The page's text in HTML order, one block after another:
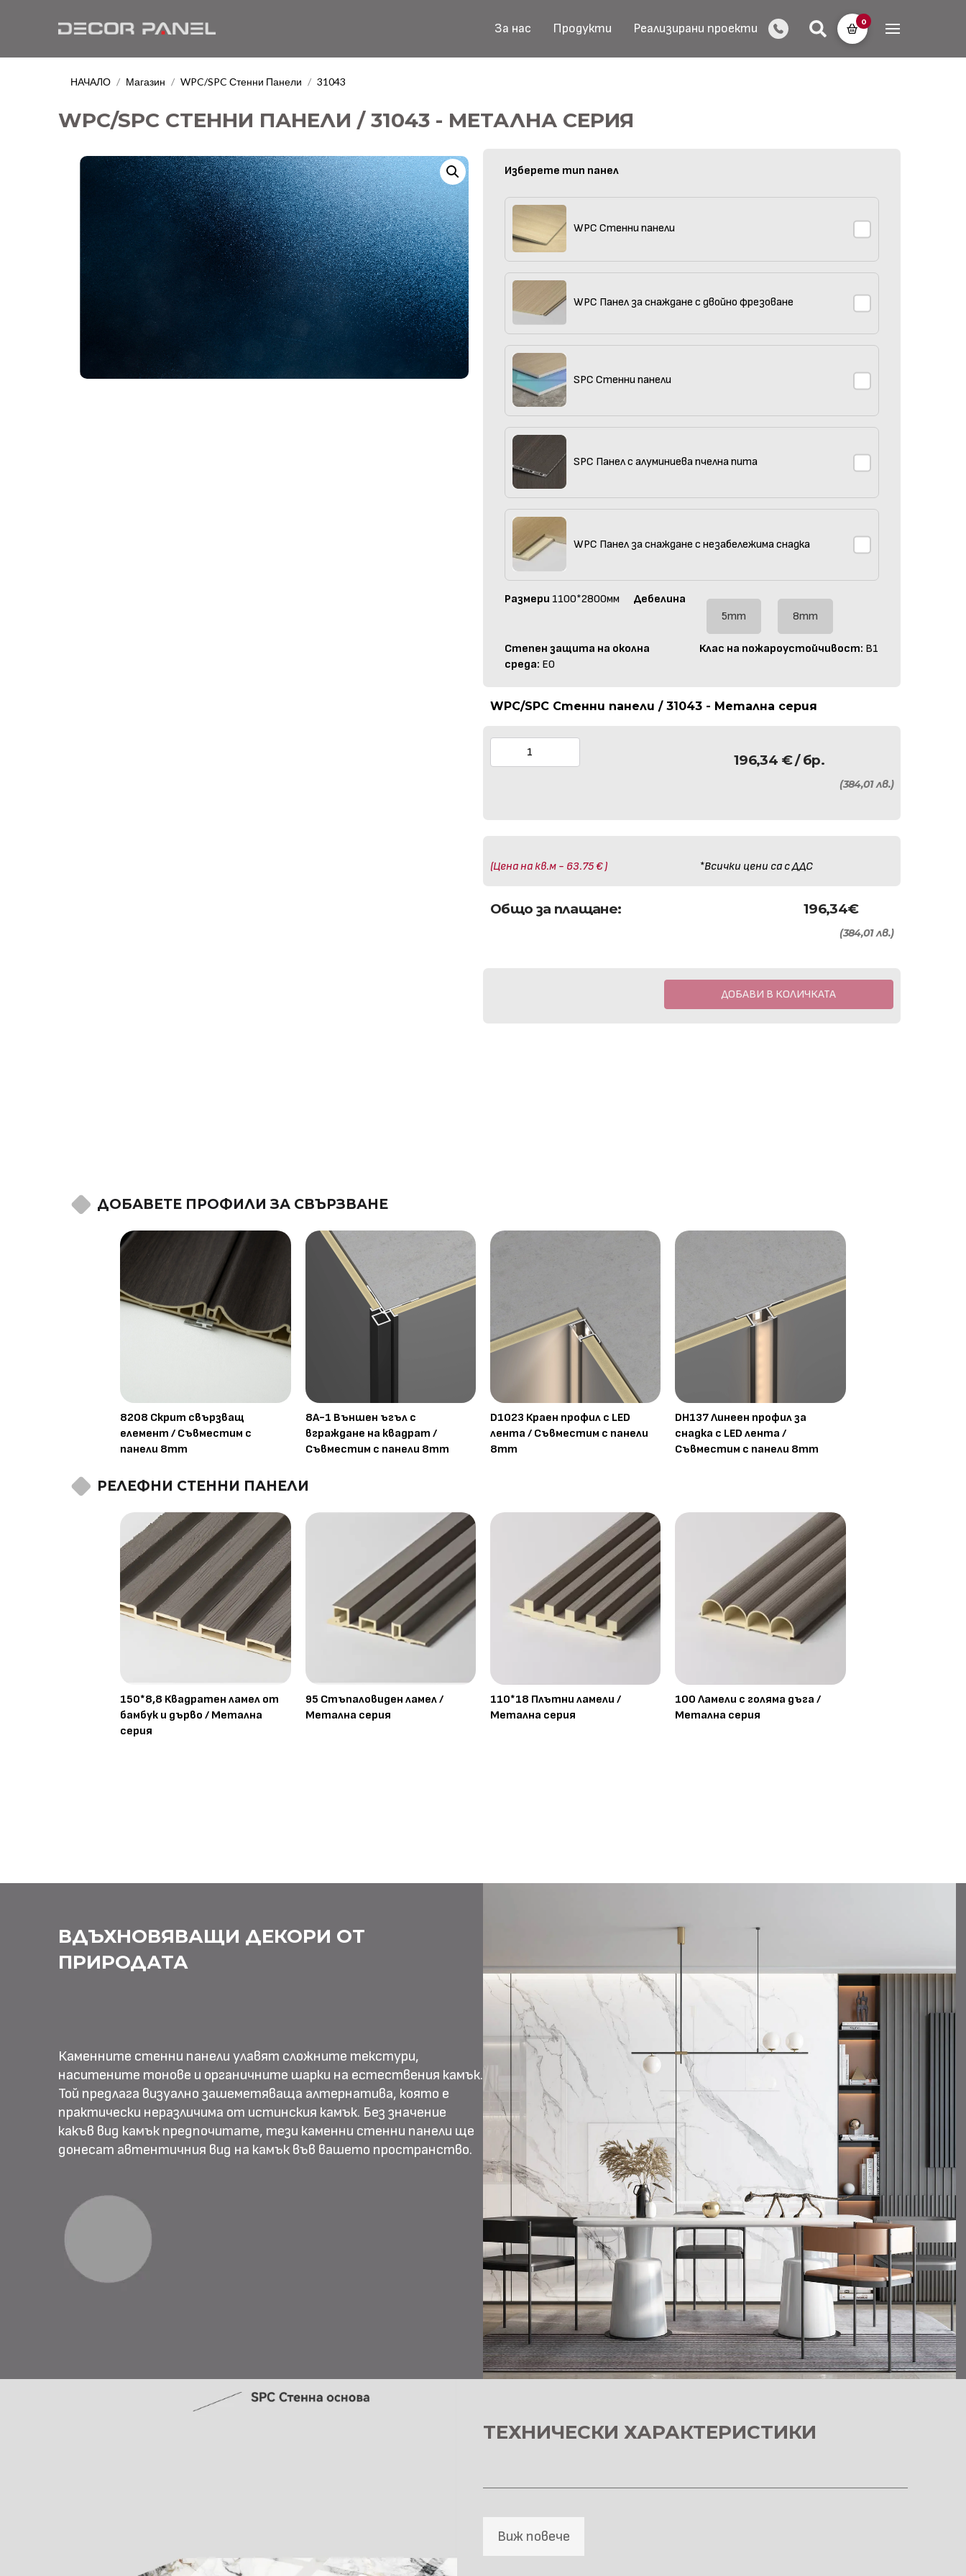
За нас Продукти Реализирани проекти 0
НАЧАЛО / Магазин / WPC/SPC Стенни Панели / 31043
WPC/SPC СТЕННИ ПАНЕЛИ / 31043 - МЕТАЛНА СЕРИЯ
Изберете тип панел
WPC Стенни панели
WPC Панел за снаждане с двойно фрезоване
SPC Стенни панели
SPC Панел с алуминиева пчелна пита
WPC Панел за снаждане с незабележима снадка
Размери 1100*2800мм
Дебелина
5mm
8mm
Степен защита на околна
среда: E0
Клас на пожароустойчивост: B1
WPC/SPC Стенни панели / 31043 - Метална серия
196,34 €/ бр.
(384,01 лв.)
(Цена на кв.м - 63.75 € ) *Всички цени са с ДДС
Общо за плащане: 196,34€
(384,01 лв.)
ДОБАВИ В КОЛИЧКАТА
ДОБАВЕТЕ ПРОФИЛИ ЗА СВЪРЗВАНЕ
8208 Скрит свързващ
елемент / Съвместим с
панели 8mm
8A-1 Външен ъгъл с
вграждане на квадрат /
Съвместим с панели 8mm
D1023 Краен профил с LED
лента / Съвместим с панели
8mm
DH137 Линеен профил за
снадка с LED лента /
Съвместим с панели 8mm
РЕЛЕФНИ СТЕННИ ПАНЕЛИ
150*8,8 Квадратен ламел от
бамбук и дърво / Метална
серия
95 Стъпаловиден ламел /
Метална серия
110*18 Плътни ламели /
Метална серия
100 Ламели с голяма дъга /
Метална серия
ВДЪХНОВЯВАЩИ ДЕКОРИ ОТ
ПРИРОДАТА
Каменните стенни панели улавят сложните текстури,
наситените тонове и органичните шарки на естествения камък.
Той предлага визуално зашеметяваща алтернатива, която е
практически неразличима от истинския камък. Без значение
какъв вид камък предпочитате, тези каменни стенни панели ще
донесат автентичния вид на камък във вашето пространство.
ТЕХНИЧЕСКИ ХАРАКТЕРИСТИКИ
Виж повече